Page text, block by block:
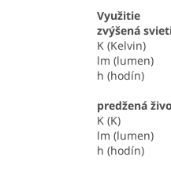
Využitie
zvýšená
K (Kelvin)
lm (lumen)
h (hodín)
predžená
K (K)
lm (lumen)
h (hodín)